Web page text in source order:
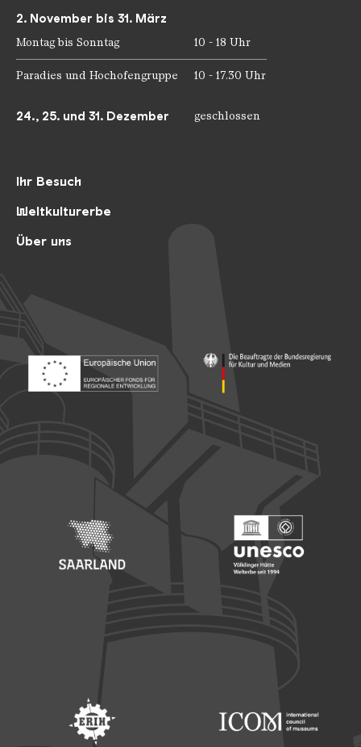
Ihr Besuch
Weltkulturerbe
Über uns
2. November bis 31. März
Montag bis Sonntag 10 - 18 Uhr
Paradies und Hochofengruppe 10 - 17.30 Uhr
24., 25. und 31. Dezember geschlossen